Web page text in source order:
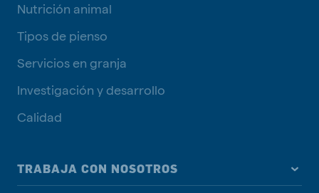
Nutrición animal
Tipos de pienso
Servicios en granja
Investigación y desarrollo
Calidad
TRABAJA CON NOSOTROS